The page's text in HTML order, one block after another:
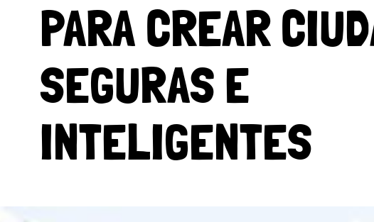
PARA CREAR
SEGURAS E
INTELIGENTES